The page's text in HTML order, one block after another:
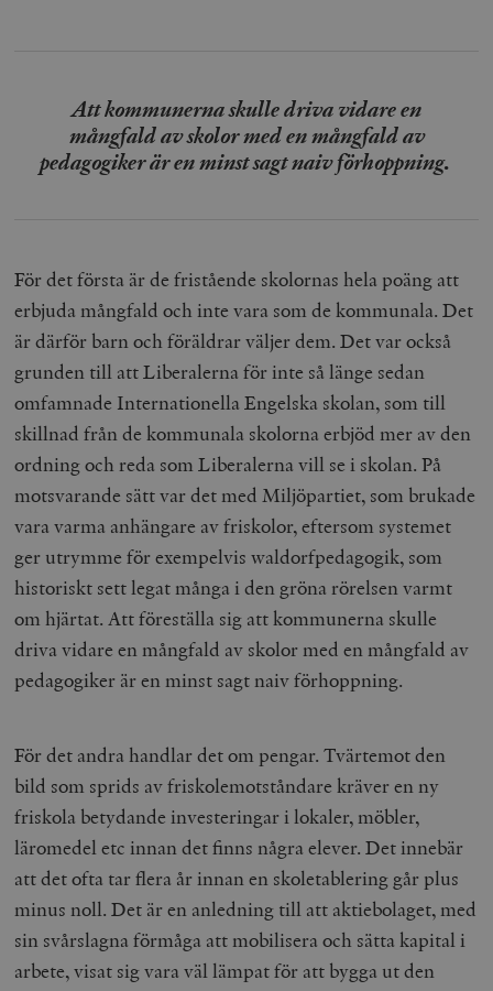
Att kommunerna skulle driva vidare en
mångfald av skolor med en mångfald av
pedagogiker är en minst sagt naiv förhoppning.
För det första är de fristående skolornas hela poäng att
erbjuda mångfald och inte vara som de kommunala. Det
är därför barn och föräldrar väljer dem. Det var också
grunden till att Liberalerna för inte så länge sedan
omfamnade Internationella Engelska skolan, som till
skillnad från de kommunala skolorna erbjöd mer av den
ordning och reda som Liberalerna vill se i skolan. På
motsvarande sätt var det med Miljöpartiet, som brukade
vara varma anhängare av friskolor, eftersom systemet
ger utrymme för exempelvis waldorfpedagogik, som
historiskt sett legat många i den gröna rörelsen varmt
om hjärtat. Att föreställa sig att kommunerna skulle
driva vidare en mångfald av skolor med en mångfald av
pedagogiker är en minst sagt naiv förhoppning.
För det andra handlar det om pengar. Tvärtemot den
bild som sprids av friskolemotståndare kräver en ny
friskola betydande investeringar i lokaler, möbler,
läromedel etc innan det finns några elever. Det innebär
att det ofta tar flera år innan en skoletablering går plus
minus noll. Det är en anledning till att aktiebolaget, med
sin svårslagna förmåga att mobilisera och sätta kapital i
arbete, visat sig vara väl lämpat för att bygga ut den